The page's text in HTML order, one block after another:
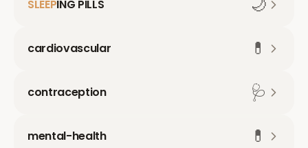
SLEEPING PILLS
cardiovascular 💊
contraception 🩺
mental-health 💊